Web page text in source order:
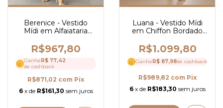
Berenice - Vestido
Mídi em Alfaiataria
R$967,80
GanheR$ 77,42
de cashback
R$871,02 com Pix
6 x de R$161,30 sem juros
Luana - Vestido Mídi
em Chiffon Bordado
R$1.099,80
GanheR$ 87,98de cashback
R$989,82 com Pix
6 x de R$183,30 sem juros